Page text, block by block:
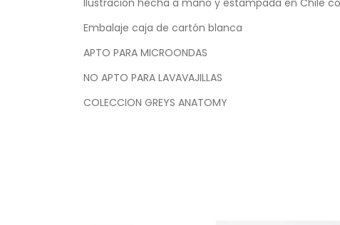
Embalaje caja de cartón blanca
APTO PARA MICROONDAS
NO APTO PARA LAVAVAJILLAS
COLECCION GREYS ANATOMY